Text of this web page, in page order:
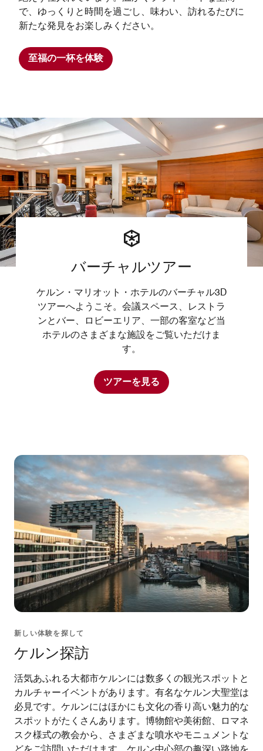
で、ゆっくりと時間を過ごし、味わい、訪れるたびに
新たな発見をお楽しみください。
至福の一杯を体験
バーチャルツアー
ケルン・マリオット・ホテルのバーチャル3D
ツアーへようこそ。会議スペース、レストラ
ンとバー、ロビーエリア、一部の客室など当
ホテルのさまざまな施設をご覧いただけま
す。
ツアーを見る
新しい体験を探して
ケルン探訪
活気あふれる大都市ケルンには数多くの観光スポットと
カルチャーイベントがあります。有名なケルン大聖堂は
必見です。ケルンにはほかにも文化の香り高い魅力的な
スポットがたくさんあります。博物館や美術館、ロマネ
スク様式の教会から、さまざまな噴水やモニュメントな